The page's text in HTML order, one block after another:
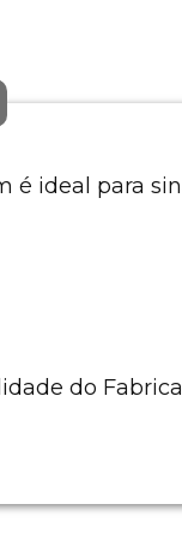
ideal para
do